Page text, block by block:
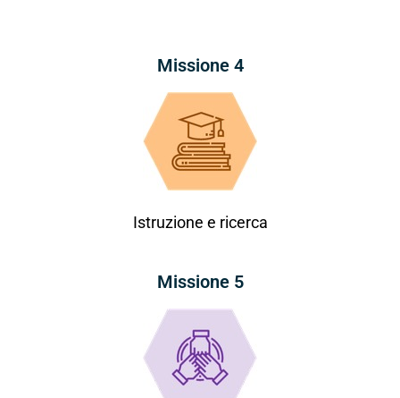
Missione 4
Istruzione e ricerca
Missione 5